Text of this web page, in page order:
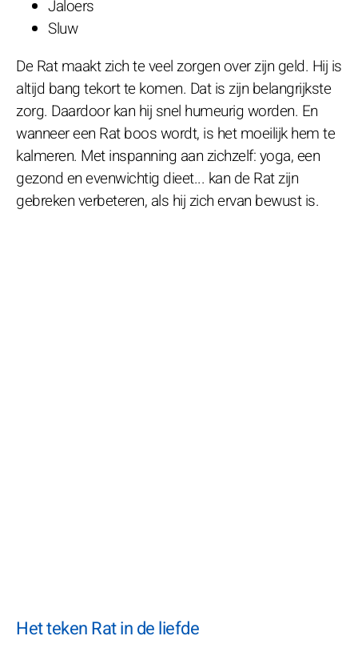
Jaloers
Sluw
De Rat maakt zich te veel zorgen over zijn geld. Hij is
altijd bang tekort te komen. Dat is zijn belangrijkste
zorg. Daardoor kan hij snel humeurig worden. En
wanneer een Rat boos wordt, is het moeilijk hem te
kalmeren. Met inspanning aan zichzelf: yoga, een
gezond en evenwichtig dieet... kan de Rat zijn
gebreken verbeteren, als hij zich ervan bewust is.
Het teken Rat in de liefde